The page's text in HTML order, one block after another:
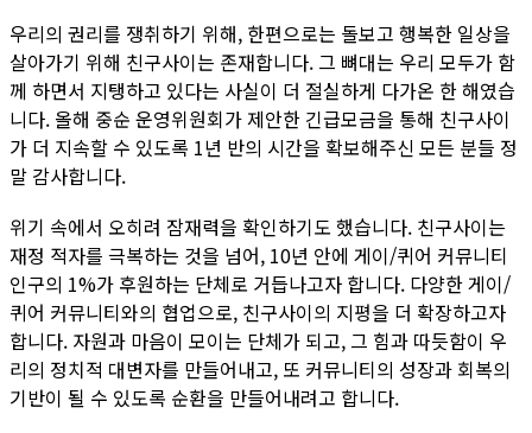
우리의 권리를 쟁취하기 위해, 한편으로는 돌보고 행복한 일상을
살아가기 위해 친구사이는 존재합니다. 그 뼈대는 우리 모두가 함
께 하면서 지탱하고 있다는 사실이 더 절실하게 다가온 한 해였습
니다. 올해 중순 운영위원회가 제안한 긴급모금을 통해 친구사이
가 더 지속할 수 있도록 1년 반의 시간을 확보해주신 모든 분들 정
말 감사합니다.
위기 속에서 오히려 잠재력을 확인하기도 했습니다. 친구사이는
재정 적자를 극복하는 것을 넘어, 10년 안에 게이/퀴어 커뮤니티
인구의 1%가 후원하는 단체로 거듭나고자 합니다. 다양한 게이/
퀴어 커뮤니티와의 협업으로, 친구사이의 지평을 더 확장하고자
합니다. 자원과 마음이 모이는 단체가 되고, 그 힘과 따듯함이 우
리의 정치적 대변자를 만들어내고, 또 커뮤니티의 성장과 회복의
기반이 될 수 있도록 순환을 만들어내려고 합니다.